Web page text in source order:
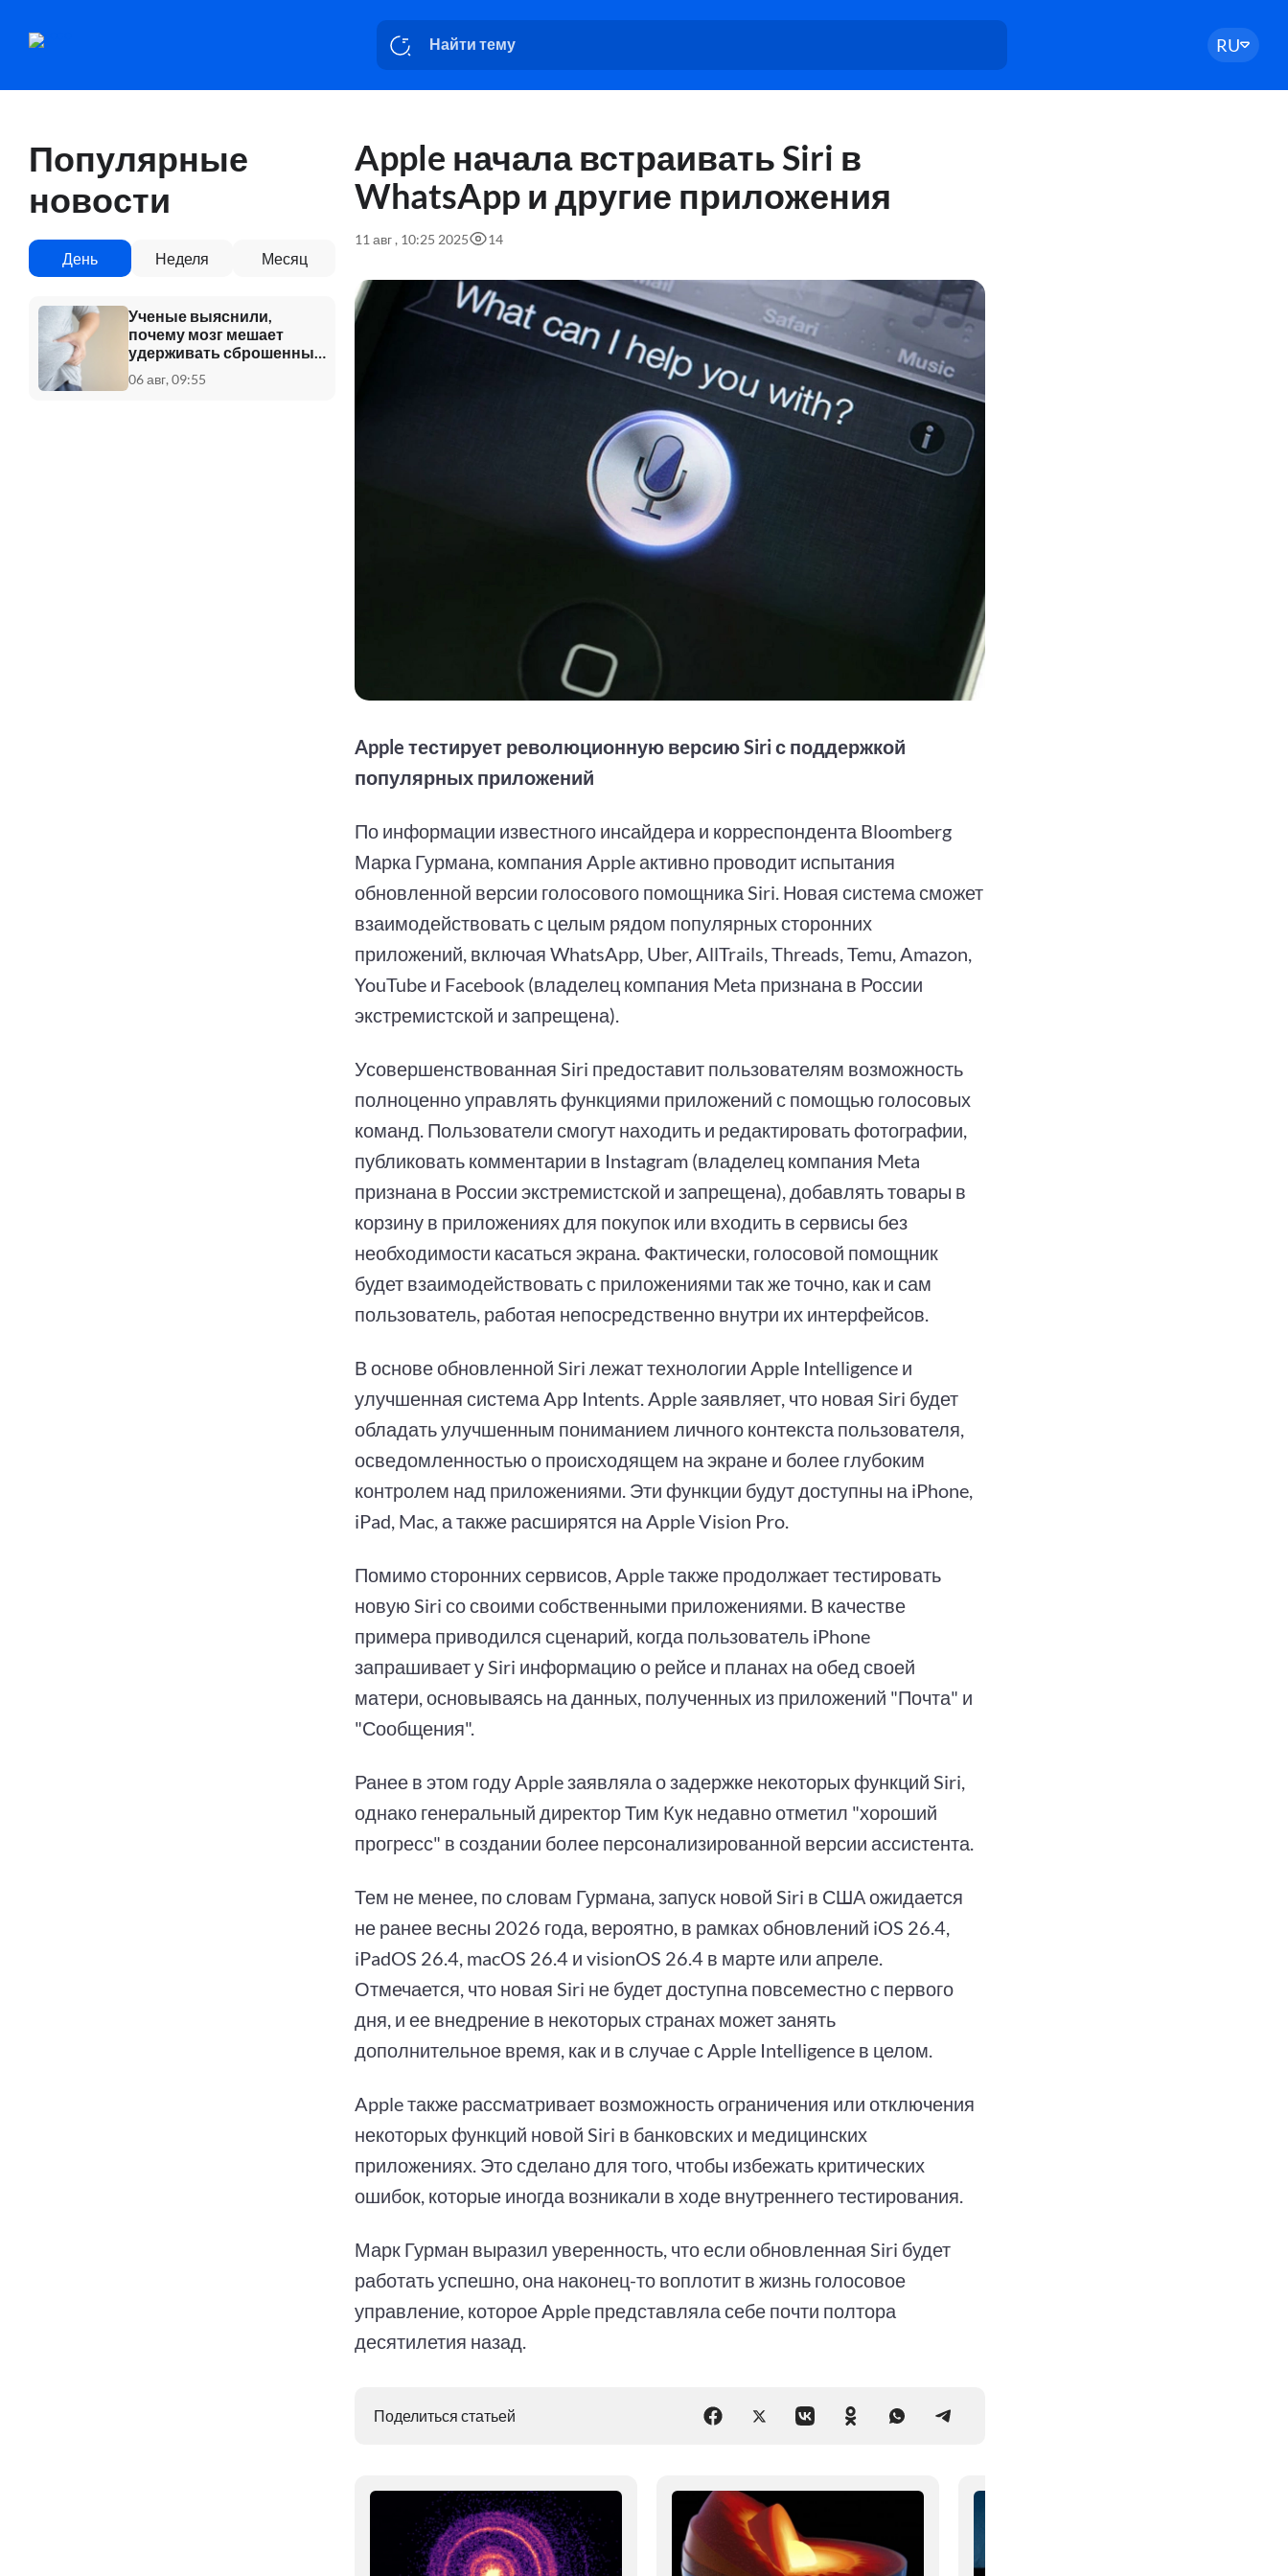
RU
Популярные
новости
День Неделя Месяц
Ученые выяснили,
почему мозг мешает
удерживать сброшенный
вес
06 авг, 09:55
Apple начала встраивать Siri в
WhatsApp и другие приложения
11 авг , 10:25 2025 14
Apple тестирует революционную версию Siri с поддержкой
популярных приложений
По информации известного инсайдера и корреспондента Bloomberg
Марка Гурмана, компания Apple активно проводит испытания
обновленной версии голосового помощника Siri. Новая система сможет
взаимодействовать с целым рядом популярных сторонних
приложений, включая WhatsApp, Uber, AllTrails, Threads, Temu, Amazon,
YouTube и Facebook (владелец компания Meta признана в России
экстремистской и запрещена).
Усовершенствованная Siri предоставит пользователям возможность
полноценно управлять функциями приложений с помощью голосовых
команд. Пользователи смогут находить и редактировать фотографии,
публиковать комментарии в Instagram (владелец компания Meta
признана в России экстремистской и запрещена), добавлять товары в
корзину в приложениях для покупок или входить в сервисы без
необходимости касаться экрана. Фактически, голосовой помощник
будет взаимодействовать с приложениями так же точно, как и сам
пользователь, работая непосредственно внутри их интерфейсов.
В основе обновленной Siri лежат технологии Apple Intelligence и
улучшенная система App Intents. Apple заявляет, что новая Siri будет
обладать улучшенным пониманием личного контекста пользователя,
осведомленностью о происходящем на экране и более глубоким
контролем над приложениями. Эти функции будут доступны на iPhone,
iPad, Mac, а также расширятся на Apple Vision Pro.
Помимо сторонних сервисов, Apple также продолжает тестировать
новую Siri со своими собственными приложениями. В качестве
примера приводился сценарий, когда пользователь iPhone
запрашивает у Siri информацию о рейсе и планах на обед своей
матери, основываясь на данных, полученных из приложений "Почта" и
"Сообщения".
Ранее в этом году Apple заявляла о задержке некоторых функций Siri,
однако генеральный директор Тим Кук недавно отметил "хороший
прогресс" в создании более персонализированной версии ассистента.
Тем не менее, по словам Гурмана, запуск новой Siri в США ожидается
не ранее весны 2026 года, вероятно, в рамках обновлений iOS 26.4,
iPadOS 26.4, macOS 26.4 и visionOS 26.4 в марте или апреле.
Отмечается, что новая Siri не будет доступна повсеместно с первого
дня, и ее внедрение в некоторых странах может занять
дополнительное время, как и в случае с Apple Intelligence в целом.
Apple также рассматривает возможность ограничения или отключения
некоторых функций новой Siri в банковских и медицинских
приложениях. Это сделано для того, чтобы избежать критических
ошибок, которые иногда возникали в ходе внутреннего тестирования.
Марк Гурман выразил уверенность, что если обновленная Siri будет
работать успешно, она наконец-то воплотит в жизнь голосовое
управление, которое Apple представляла себе почти полтора
десятилетия назад.
Поделиться статьей